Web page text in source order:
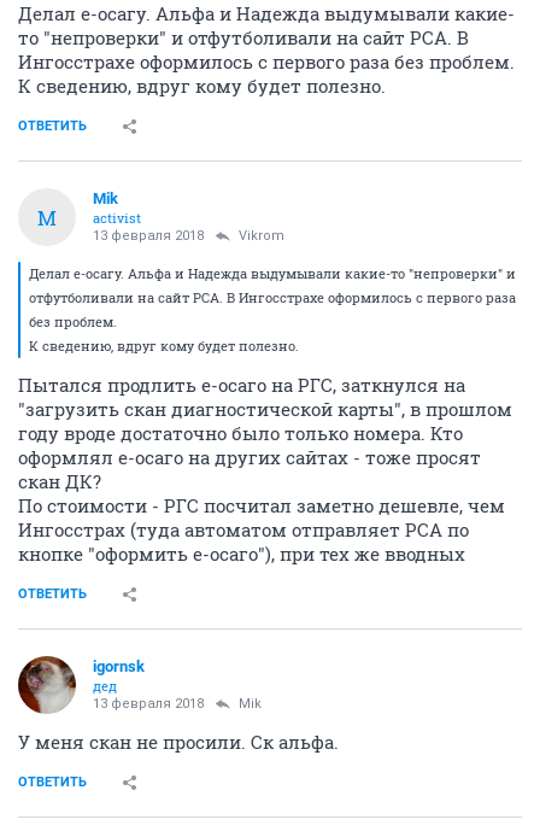
Делал е-осагу. Альфа и Надежда выдумывали какие-
то "непроверки" и отфутболивали на сайт РСА. В
Ингосстрахе оформилось с первого раза без проблем.
К сведению, вдруг кому будет полезно.
ОТВЕТИТЬ
M
Mik
activist
13 февраля 2018 Vikrom
Делал е-осагу. Альфа и Надежда выдумывали какие-то "непроверки" и
отфутболивали на сайт РСА. В Ингосстрахе оформилось с первого раза
без проблем.
К сведению, вдруг кому будет полезно.
Пытался продлить е-осаго на РГС, заткнулся на
"загрузить скан диагностической карты", в прошлом
году вроде достаточно было только номера. Кто
оформлял е-осаго на других сайтах - тоже просят
скан ДК?
По стоимости - РГС посчитал заметно дешевле, чем
Ингосстрах (туда автоматом отправляет РСА по
кнопке "оформить е-осаго"), при тех же вводных
ОТВЕТИТЬ
igornsk
дед
13 февраля 2018 Mik
У меня скан не просили. Ск альфа.
ОТВЕТИТЬ